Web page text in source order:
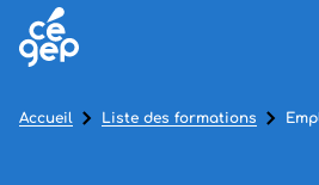
Accueil Liste des formations